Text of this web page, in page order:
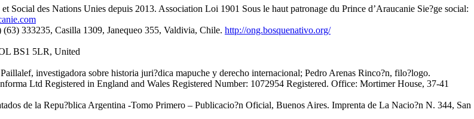
des Nations Unies depuis 2013. Association Loi 1901 Sous le haut patronage du Prince d’Araucanie Sie?ge social:
333235, Casilla 1309, Janequeo 355, Valdivia, Chile. http://ong.bosquenativo.org/
BS1 5LR, United
investigadora sobre historia juri?dica mapuche y derecho internacional; Pedro Arenas Rinco?n, filo?logo.
Ltd Registered in England and Wales Registered Number: 1072954 Registered. Office: Mortimer House, 37-41
de la Repu?blica Argentina -Tomo Primero – Publicacio?n Oficial, Buenos Aires. Imprenta de La Nacio?n N. 344, San